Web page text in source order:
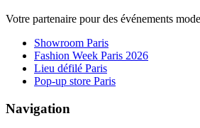
Votre partenaire pour des événements
Showroom Paris
Fashion Week Paris 2026
Lieu défilé Paris
Pop-up store Paris
Navigation